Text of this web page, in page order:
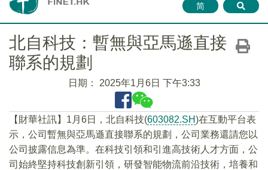
简
北自科技：暫無與亞馬遜直接
聯系的規劃
日期： 2025年1月6日 下午3:33
【財華社訊】1月6日，北自科技(603082.SH)在互動平台表
示，公司暫無與亞馬遜直接聯系的規劃，公司業務還請您以
公司披露信息為準。在科技引領和引進高技術人才方面，公
司始終堅持科技創新引領，研發智能物流前沿技術，培養和